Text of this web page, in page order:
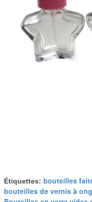
Étiquettes: bouteilles
bouteilles de vernis à